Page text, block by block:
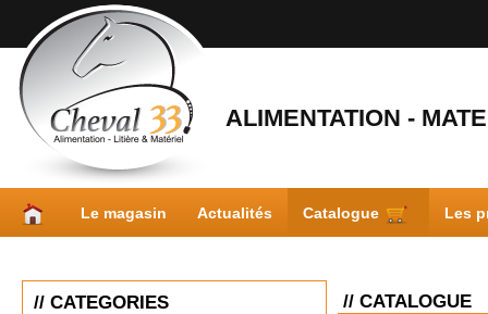
ALIMENTATION -
Le magasin Actualités Catalogue Les
// CATEGORIES // CATALOGUE